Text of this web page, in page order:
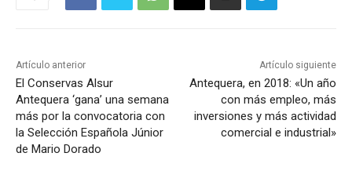
Artículo anterior
El Conservas Alsur
Antequera ‘gana’ una semana
más por la convocatoria con
la Selección Española Júnior
de Mario Dorado
Artículo siguiente
Antequera, en 2018: «Un año
con más empleo, más
inversiones y más actividad
comercial e industrial»